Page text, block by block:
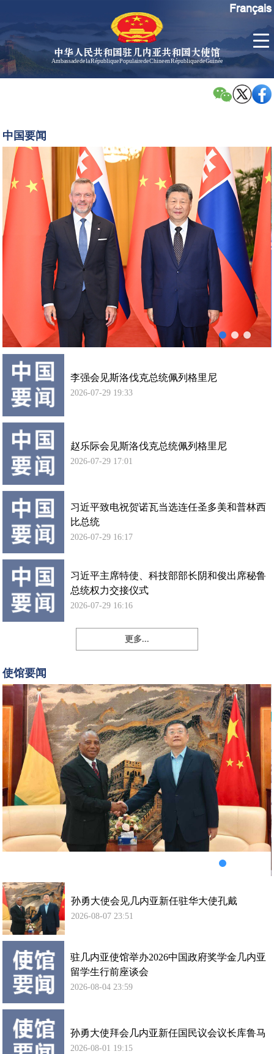
中华人民共和国驻几内亚共和国大使馆
Ambassade de la République Populaire de Chine en République de Guinée
孙勇大
孙勇大
使简历
中国历
任驻几
内亚大
使
息
使馆领
导及部
门负责
联系方
了
解
Français
中国要闻
近
平
同
斯
洛
尼
会
谈
李强会见斯洛伐克总统佩列格里尼
2026-07-29 19:33
赵乐际会见斯洛伐克总统佩列格里尼
2026-07-29 17:01
习近平致电祝贺诺瓦当选连任圣多美和普林西
比总统
2026-07-29 16:17
习近平主席特使、科技部部长阴和俊出席秘鲁
总统权力交接仪式
2026-07-29 16:16
更多...
使馆要闻
勇
大
几
亚
新
任
驻
华
大
戴
孙勇大使会见几内亚新任驻华大使孔戴
2026-08-07 23:51
驻几内亚使馆举办2026中国政府奖学金几内亚
留学生行前座谈会
2026-08-04 23:59
孙勇大使拜会几内亚新任国民议会议长库鲁马
2026-08-01 19:15